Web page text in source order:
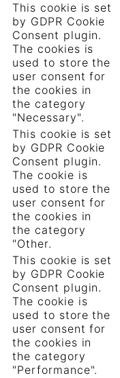
This cookie is set
by GDPR Cookie
Consent plugin.
The cookies is
used to store the
user consent for
the cookies in
the category
"Necessary".
This cookie is set
by GDPR Cookie
Consent plugin.
The cookie is
used to store the
user consent for
the cookies in
the category
"Other.
This cookie is set
by GDPR Cookie
Consent plugin.
The cookie is
used to store the
user consent for
the cookies in
the category
"Performance".